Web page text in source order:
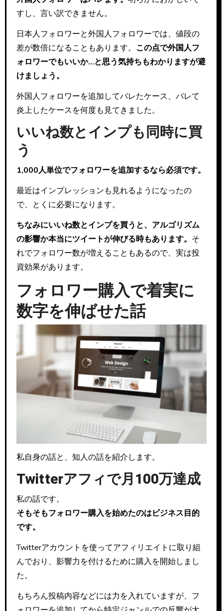
すし、言い訳できません。
日本人フォロワーと外国人フォロワーでは、値段の
差が数倍になることもあります。 この点で外国人フ
ォロワーでもいいか…と思う気持ちもわかりますが避
けましょう。
外国人フォロワーを追加してバレたケース、バレて
炎上したケースを何度も見てきました。
いいね数とインプも同時に買
う
1,000人単位でフォロワーを追加するなら必須です。
最近はインプレッションも見れるようになったの
で、とくに必要になります。
ちなみにいいね数とインプを買うと、アルゴリズム
の影響か本当にツイートが伸びる時もあります。 そ
れでフォロワー数が増えることもあるので、実は投
資効果があります。
フォロワー購入で着実に
数字を伸ばせた話
私自身の話と、知人の話を紹介します。
Twitterアフィで月100万達成
私の話です。
そもそもフォロワー購入を始めたのはビジネス目的
です。
Twitterアカウントを使ってアフィリエイトに取り組
んでおり、影響力を付けるために購入を開始しまし
た。
もちろん投稿内容などには力を入れていますが、フ